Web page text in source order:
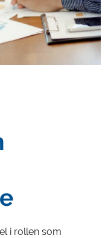
i rollen som